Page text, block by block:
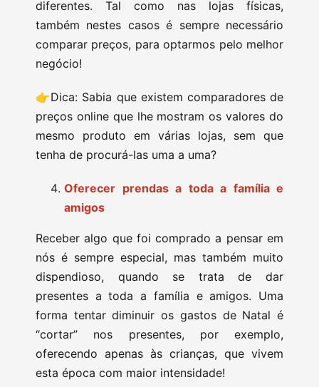
diferentes. Tal como nas lojas físicas,
também nestes casos é sempre necessário
comparar preços, para optarmos pelo melhor
negócio!
👉Dica: Sabia que existem comparadores de
preços online que lhe mostram os valores do
mesmo produto em várias lojas, sem que
tenha de procurá-las uma a uma?
Oferecer prendas a toda a família e
amigos
Receber algo que foi comprado a pensar em
nós é sempre especial, mas também muito
dispendioso, quando se trata de dar
presentes a toda a família e amigos. Uma
forma tentar diminuir os gastos de Natal é
“cortar” nos presentes, por exemplo,
oferecendo apenas às crianças, que vivem
esta época com maior intensidade!